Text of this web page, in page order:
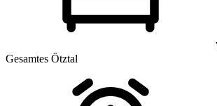
Gesamtes Ötztal